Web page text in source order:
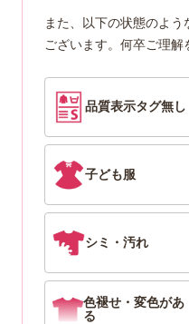
また、以下の状態のよ
ございます。 何卒ご理解
品質表示タグ無し
子ども服
シミ・汚れ
色褪せ・変色があ
る